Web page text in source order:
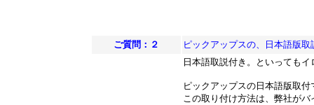
ご質問：２ ピックアップスの、日本語版
日本語取説付き。といっても
ピックアップスの日本語版取
この取り付け方法は、弊社が